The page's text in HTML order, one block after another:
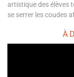
artistique des élèves
se serrer les coudes
À